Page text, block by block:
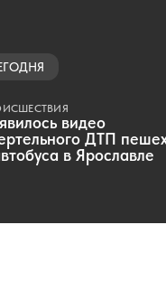
видео
ДТП
в Ярославле